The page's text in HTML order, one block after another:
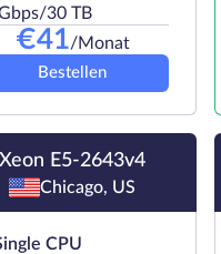
30 TB
€41/Monat
Bestellen
Xeon E5-2643v4
Chicago, US
CPU